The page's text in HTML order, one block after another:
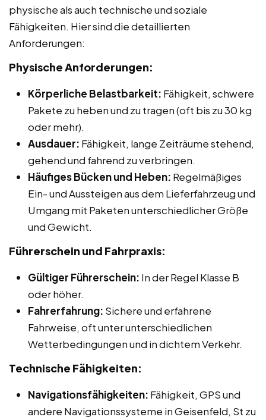
physische als auch technische und soziale
Fähigkeiten. Hier sind die detaillierten
Anforderungen:
Physische Anforderungen:
Körperliche Belastbarkeit: Fähigkeit, schwere
Pakete zu heben und zu tragen (oft bis zu 30 kg
oder mehr).
Ausdauer: Fähigkeit, lange Zeiträume stehend,
gehend und fahrend zu verbringen.
Häufiges Bücken und Heben: Regelmäßiges
Ein- und Aussteigen aus dem Lieferfahrzeug und
Umgang mit Paketen unterschiedlicher Größe
und Gewicht.
Führerschein und Fahrpraxis:
Gültiger Führerschein: In der Regel Klasse B
oder höher.
Fahrerfahrung: Sichere und erfahrene
Fahrweise, oft unter unterschiedlichen
Wetterbedingungen und in dichtem Verkehr.
Technische Fähigkeiten:
Navigationsfähigkeiten: Fähigkeit, GPS und
andere Navigationssysteme in Geisenfeld, St zu